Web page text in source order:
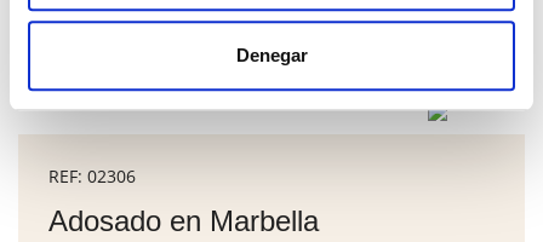
Denegar
REF: 02306
Adosado en Marbella